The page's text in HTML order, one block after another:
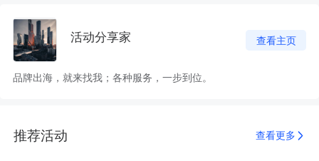
活动分享家 查看主页
品牌出海，就来找我；各种服务，一步到位。
推荐活动 查看更多